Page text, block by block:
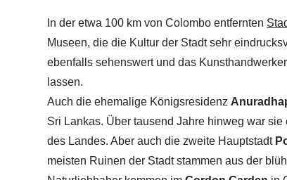
In der etwa 100 km von Colombo entfernten
Museen, die die Kultur der Stadt sehr
ebenfalls sehenswert und das
lassen.
Auch die ehemalige Königsresidenz
Sri Lankas. Über tausend Jahre hinweg war
des Landes. Aber auch die zweite Hauptstadt
meisten Ruinen der Stadt stammen aus der